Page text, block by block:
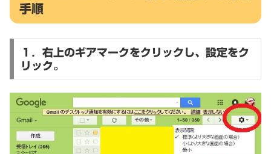
手順
１．右上のギアマークをクリックし、設定をク
リック。